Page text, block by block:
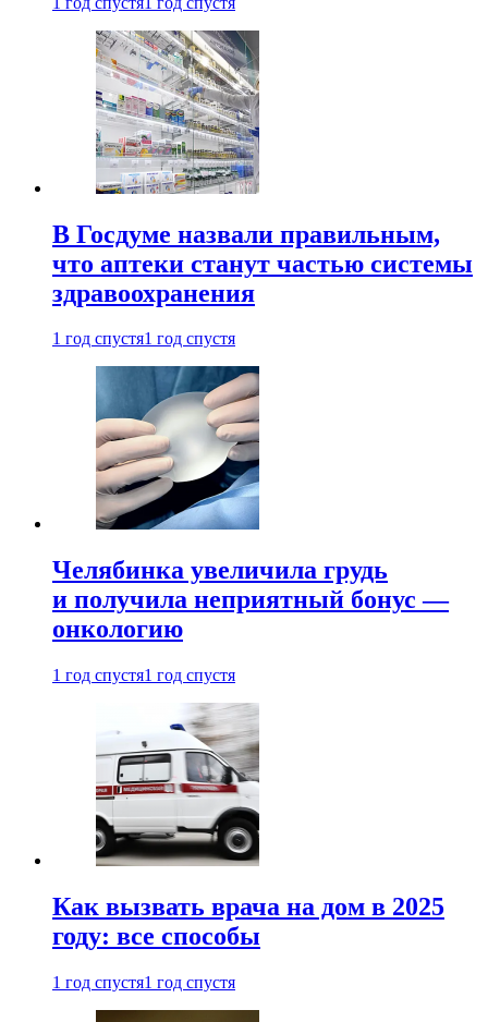
В Госдуме назвали правильным,
что аптеки станут частью системы
здравоохранения
1 год спустя1 год спустя
Челябинка увеличила грудь
и получила неприятный бонус —
онкологию
1 год спустя1 год спустя
Как вызвать врача на дом в 2025
году: все способы
1 год спустя1 год спустя